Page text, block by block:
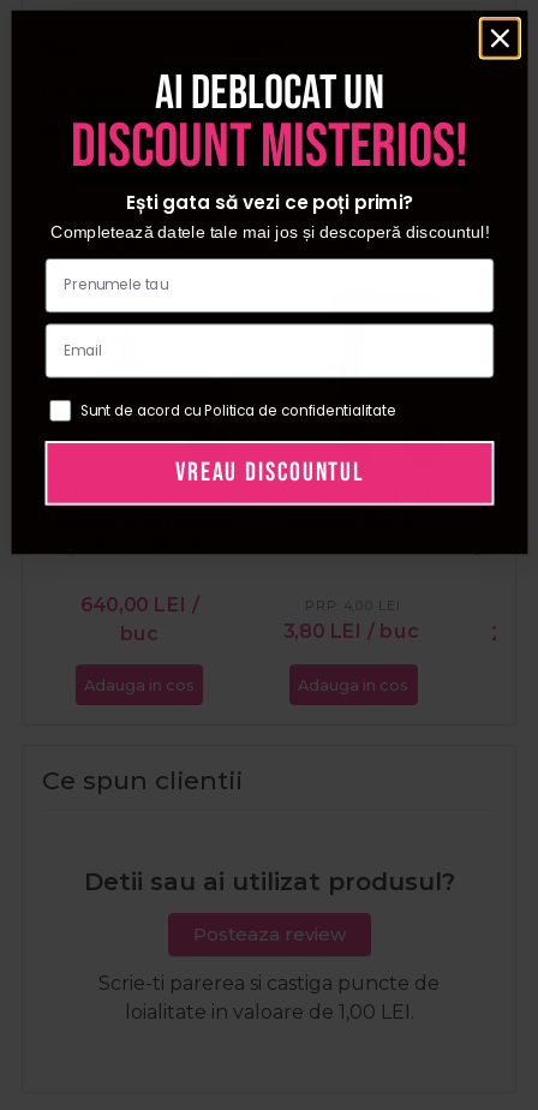
Airbrush unghii
Brand
Cupio
Cumparate frecvent impreuna:
640,00 LEI /
buc
Adauga in cos
3,80 LEI / buc
PRP: 4,00 LEI
Adauga in cos
Ce spun clientii
Detii sau ai utilizat produsul?
Posteaza review
Scrie-ti parerea si castiga puncte de
loialitate in valoare de 1,00 LEI.
Ai deblocat un
discount misterios!
Ești gata să vezi ce poți primi?
Completează datele tale mai jos și descoperă discountul!
Sunt de acord cu Politica de confidentialitate
VREAU DISCOUNTUL